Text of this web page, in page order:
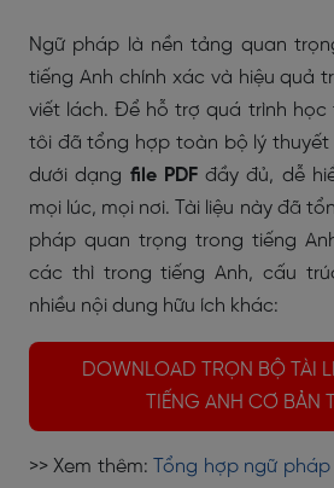
Ngữ pháp là nền tảng quan
tiếng Anh chính xác và hiệu quả
viết lách. Để hỗ trợ quá trình học
tôi đã tổng hợp toàn bộ lý thuyết
dưới dạng file PDFđầy đủ, dễ
mọi lúc, mọi nơi. Tài liệu này đã
pháp quan trọng trong tiếng
các thì trong tiếng Anh, cấu
nhiều nội dung hữu ích khác:
DOWNLOAD TRỌN BỘ TÀI
TIẾNG ANH CƠ BẢN
>> Xem thêm:
Tổng hợp ngữ